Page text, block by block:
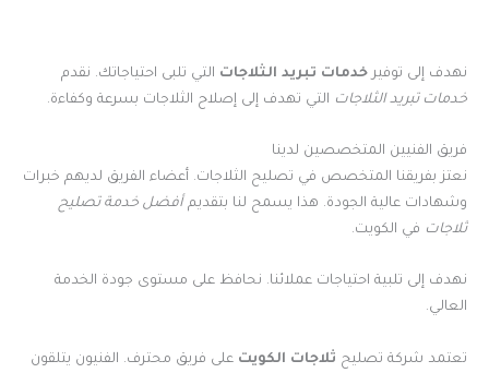
نهدف إلى توفير خدمات تبريد الثلاجات التي تلبى احتياجاتك. نقدم
خدمات تبريد الثلاجات التي تهدف إلى إصلاح الثلاجات بسرعة وكفاءة.
فريق الفنيين المتخصصين لدينا
نعتز بفريقنا المتخصص في تصليح الثلاجات. أعضاء الفريق لديهم خبرات
وشهادات عالية الجودة. هذا يسمح لنا بتقديم أفضل خدمة تصليح
ثلاجات في الكويت.
نهدف إلى تلبية احتياجات عملائنا. نحافظ على مستوى جودة الخدمة
العالي.
تعتمد شركة تصليح ثلاجات الكويت على فريق محترف. الفنيون يتلقون